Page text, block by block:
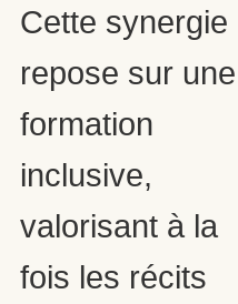
Cette synergie
repose sur une
formation
inclusive,
valorisant à la
fois les récits